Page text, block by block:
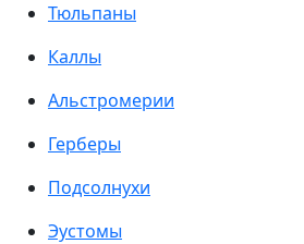
Тюльпаны
Каллы
Альстромерии
Герберы
Подсолнухи
Эустомы